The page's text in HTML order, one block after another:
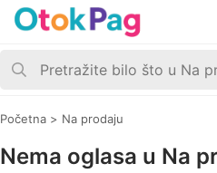
Početna > Na prodaju
Nema oglasa u Na